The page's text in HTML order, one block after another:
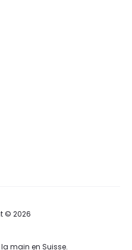
© 2026
main en Suisse.